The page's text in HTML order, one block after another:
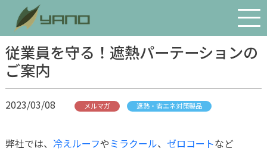
会社案内
経営理念・社長あいさつ
会社概要・沿革
物流体制
従業員を守る！遮熱パーテーションの
ご案内
2023/03/08 メルマガ 遮熱・省エネ対策製品
弊社では、 冷えルーフやミラクール、 ゼロコートなど